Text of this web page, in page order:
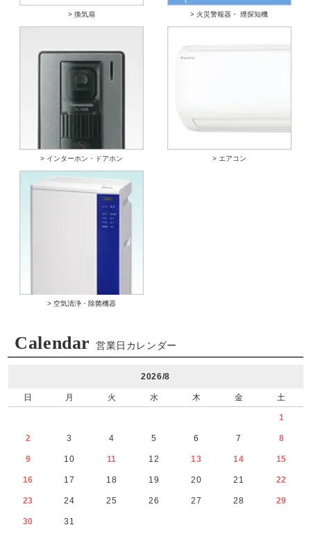
> 換気扇 > 火災警報器・ 煙探知機
> インターホン・ドアホン > エアコン
> 空気清浄・除菌機器
Calendar 営業日カレンダー
2026/8
日 月 火 水 木 金 土
1
2 3 4 5 6 7 8
9 10 11 12 13 14 15
16 17 18 19 20 21 22
23 24 25 26 27 28 29
30 31